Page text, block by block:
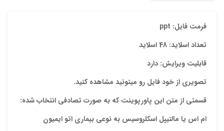
فرمت فایل: ppt
تعداد اسلاید: 48 اسلاید
قابلیت ویرایش: دارد
تصویری از خود فایل رو میتونید مشاهده کنید.
قسمتی از متن این پاورپوینت که به صورت تصادفی انتخاب شده:
ام اس يا مالتيپل اسكلروسيس به نوعي بيماري اتو ايميون